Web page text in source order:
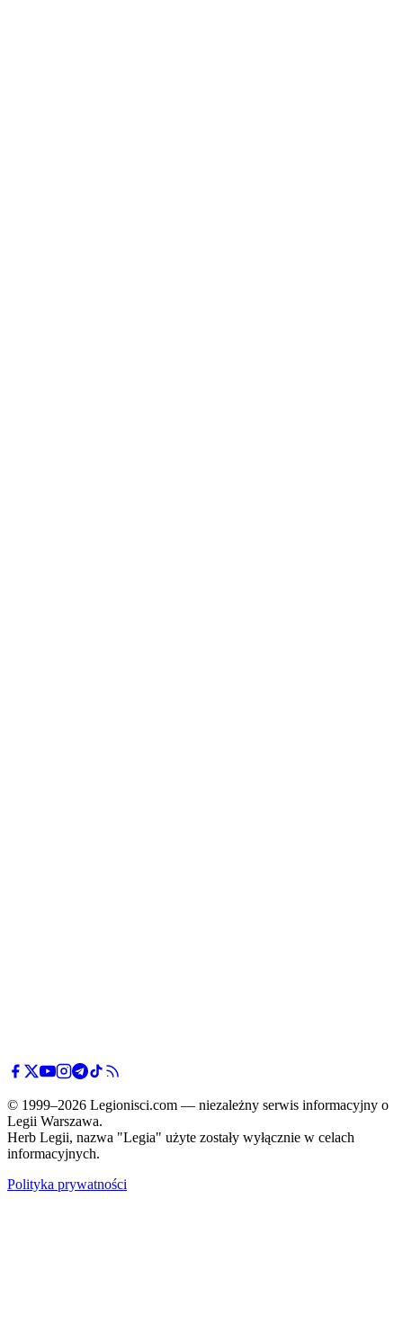
© 1999–2026 Legionisci.com — niezależny serwis informacyjny o
Legii Warszawa.
Herb Legii, nazwa "Legia" użyte zostały wyłącznie w celach
informacyjnych.
Polityka prywatności